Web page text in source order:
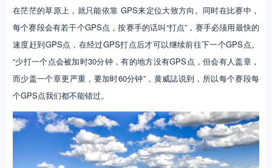
在茫茫的草原上，就只能依靠 GPS来定位大致方向。同时在比赛中，
每个赛段会有若干个GPS点，按赛手的话叫“打点”，赛手必须用最快的
速度赶到GPS点，在经过GPS打点后才可以继续前往下一个GPS点。
“少打一个点会被加时30分钟，有的地方没有GPS点，但会有人盖章，
而少盖一个章更严重，要加时60分钟”，黄威誌说到，所以每个赛段每
个GPS点我们都不能错过。